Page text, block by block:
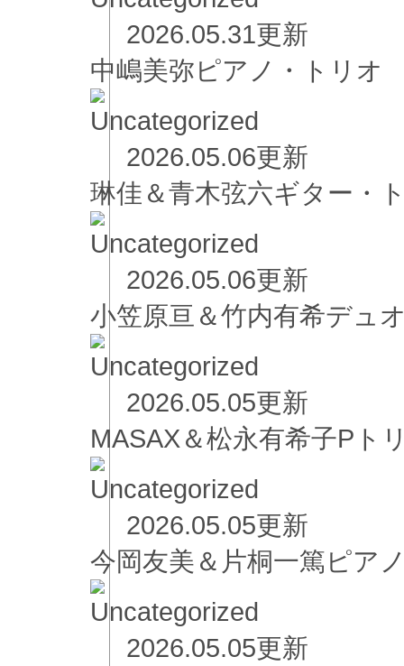
2026.05.31更新
中嶋美弥ピアノ・
2026.05.06更新
琳佳＆青木弦六ギター・
2026.05.06更新
小笠原亘＆竹内有希デュ
2026.05.05更新
MASAX＆松永有希子Pト
2026.05.05更新
今岡友美＆片桐一篤ピア
2026.05.05更新